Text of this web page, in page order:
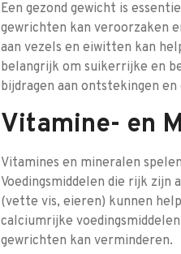
Een gezond gewicht is
gewrichten kan veroorzaken
aan vezels en eiwitten kan
belangrijk om suikerrijke en
bijdragen aan ontstekingen
Vitamine- en
Vitamines en mineralen
Voedingsmiddelen die rijk zijn
(vette vis, eieren) kunnen
calciumrijke
gewrichten kan verminderen.